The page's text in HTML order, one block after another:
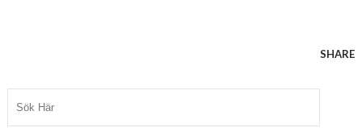
SHARE